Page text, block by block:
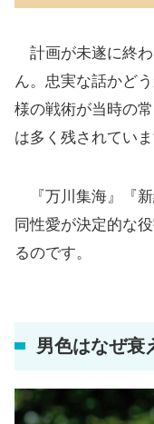
計画が未遂に終
ん。忠実な話かど
様の戦術が当時の
は多く残されていま
『万川集海』『新
同性愛が決定的な
るのです。
男色はなぜ衰